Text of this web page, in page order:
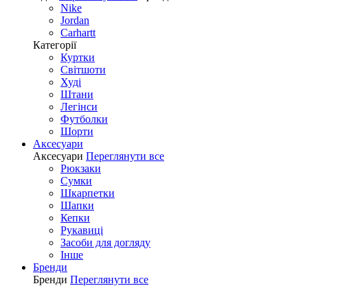
Nike
Jordan
Carhartt
Категорії
Куртки
Світшоти
Худі
Штани
Легінси
Футболки
Шорти
Аксесуари
Аксесуари Переглянути все
Рюкзаки
Сумки
Шкарпетки
Шапки
Кепки
Рукавиці
Засоби для догляду
Інше
Бренди
Бренди Переглянути все